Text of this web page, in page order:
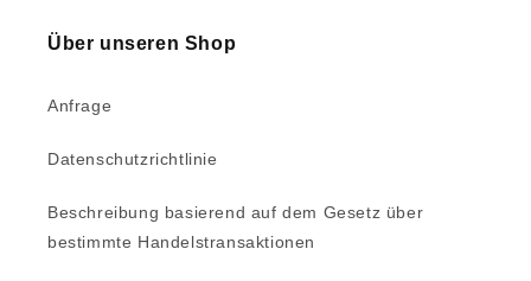
Über unseren Shop
Anfrage
Datenschutzrichtlinie
Beschreibung basierend auf dem Gesetz über
bestimmte Handelstransaktionen